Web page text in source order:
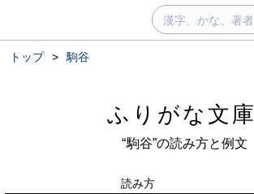
トップ > 駒谷
ふりがな文庫
“駒谷”の読み方と例文
読み方